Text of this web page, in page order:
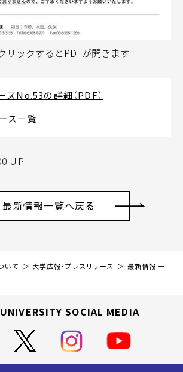
リックするとPDFが開きます
スNo.53の詳細（PDF）
ス一覧
UP
最新情報一覧へ戻る
いて 大学広報・プレスリリース
最新情報 一
SOCIAL MEDIA